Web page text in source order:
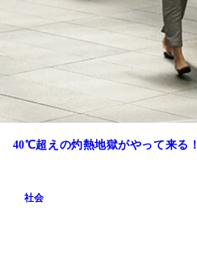
超えの灼熱地獄がやって来る！
社会